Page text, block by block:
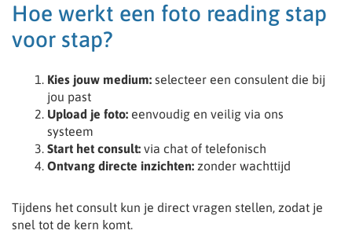
Hoe werkt een foto reading stap
voor stap?
Kies jouw medium: selecteer een consulent die bij
jou past
Upload je foto: eenvoudig en veilig via ons
systeem
Start het consult: via chat of telefonisch
Ontvang directe inzichten: zonder wachttijd
Tijdens het consult kun je direct vragen stellen, zodat je
snel tot de kern komt.